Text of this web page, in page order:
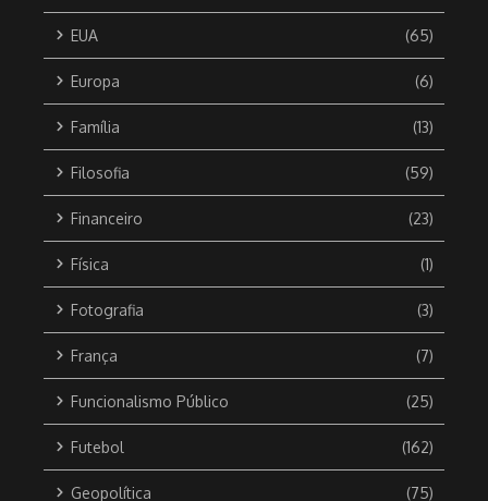
EUA (65)
Europa (6)
Família (13)
Filosofia (59)
Financeiro (23)
Física (1)
Fotografia (3)
França (7)
Funcionalismo Público (25)
Futebol (162)
Geopolítica (75)